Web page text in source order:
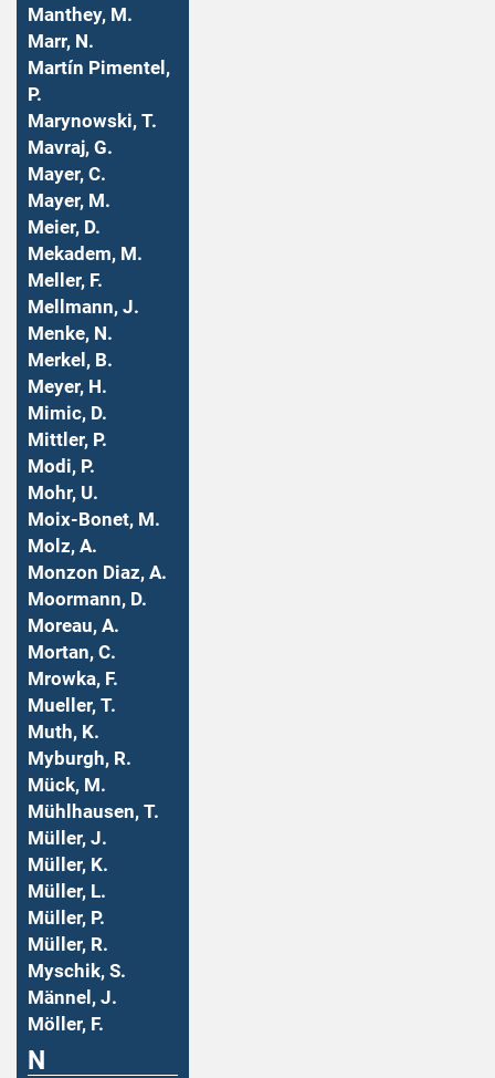
Manthey, M.
Marr, N.
Martín Pimentel,
P.
Marynowski, T.
Mavraj, G.
Mayer, C.
Mayer, M.
Meier, D.
Mekadem, M.
Meller, F.
Mellmann, J.
Menke, N.
Merkel, B.
Meyer, H.
Mimic, D.
Mittler, P.
Modi, P.
Mohr, U.
Moix-Bonet, M.
Molz, A.
Monzon Diaz, A.
Moormann, D.
Moreau, A.
Mortan, C.
Mrowka, F.
Mueller, T.
Muth, K.
Myburgh, R.
Mück, M.
Mühlhausen, T.
Müller, J.
Müller, K.
Müller, L.
Müller, P.
Müller, R.
Myschik, S.
Männel, J.
Möller, F.
N